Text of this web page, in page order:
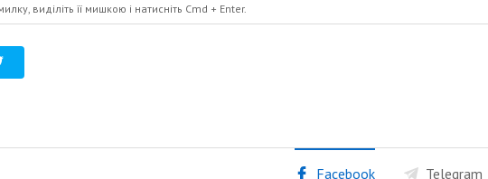
виділіть її мишкою і натисніть Cmd + Enter.
Facebook Telegram